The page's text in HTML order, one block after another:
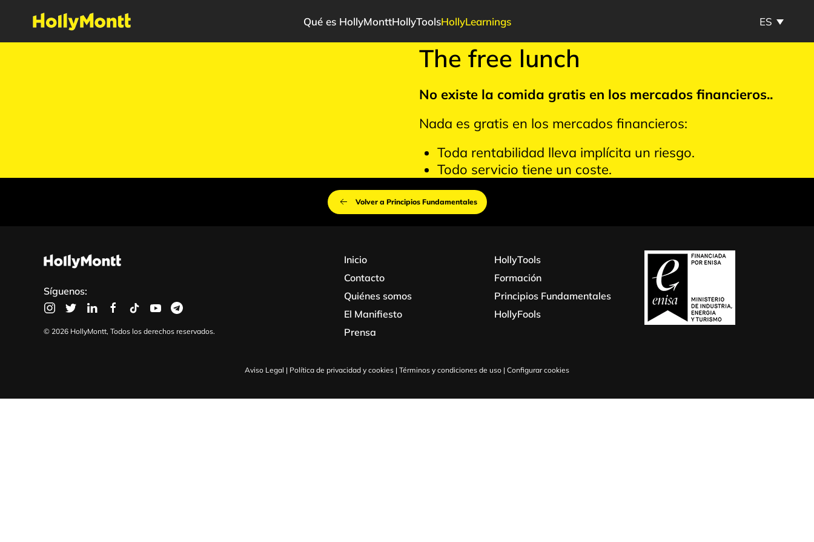
Qué es HollyMonttHollyToolsHollyLearnings ES
The free lunch
No existe la comida gratis en los mercados financieros..
Nada es gratis en los mercados financieros:
Toda rentabilidad lleva implícita un riesgo.
Todo servicio tiene un coste.
Volver a Principios Fundamentales
Síguenos:
© 2026 HollyMontt, Todos los derechos reservados.
Inicio
Contacto
Quiénes somos
El Manifiesto
Prensa
HollyTools
Formación
Principios Fundamentales
HollyFools
Aviso Legal | Política de privacidad y cookies | Términos y condiciones de uso | Configurar cookies